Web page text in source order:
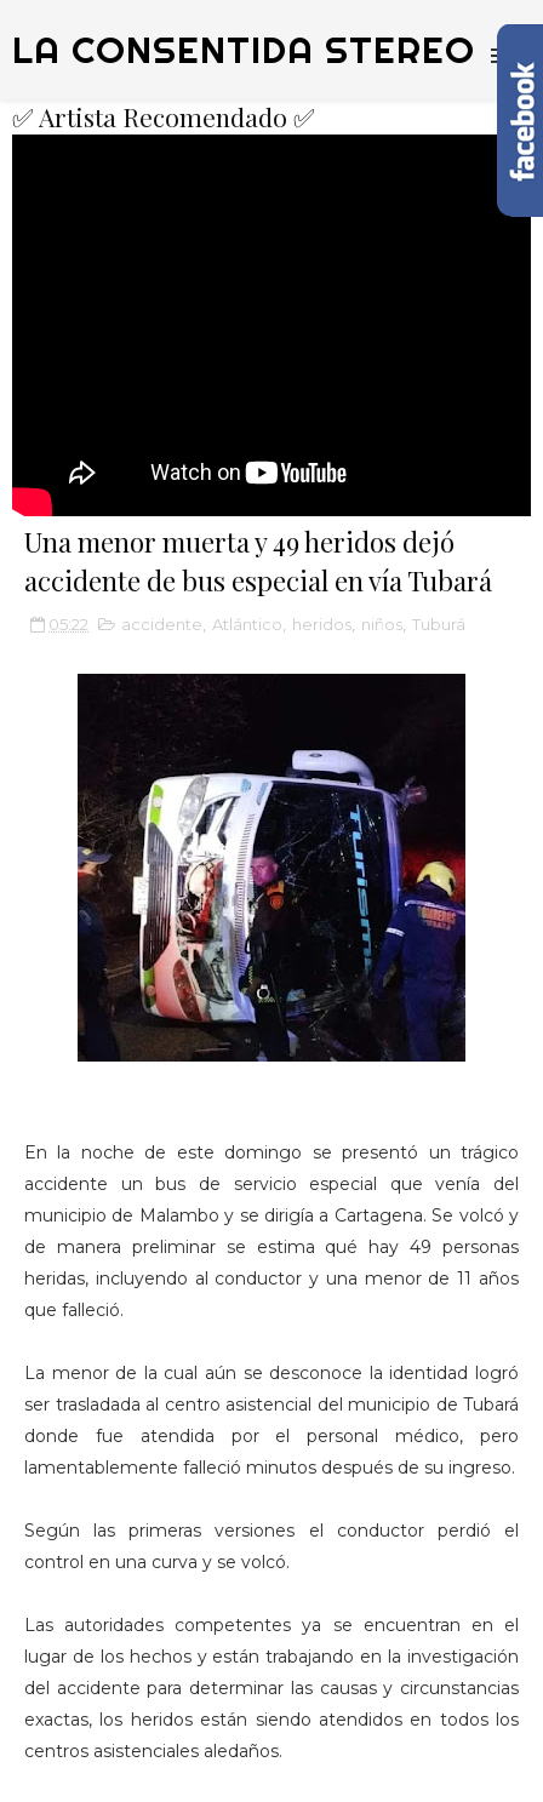
LA CONSENTIDA STEREO
✅ Artista Recomendado ✅
Una menor muerta y 49 heridos dejó
accidente de bus especial en vía Tubará
05:22 accidente Atlántico heridos niños Tuburá
En la noche de este domingo se presentó un trágico
accidente un bus de servicio especial que venía del
municipio de Malambo y se dirigía a Cartagena. Se volcó y
de manera preliminar se estima qué hay 49 personas
heridas, incluyendo al conductor y una menor de 11 años
que falleció.
La menor de la cual aún se desconoce la identidad logró
ser trasladada al centro asistencial del municipio de Tubará
donde fue atendida por el personal médico, pero
lamentablemente falleció minutos después de su ingreso.
Según las primeras versiones el conductor perdió el
control en una curva y se volcó.
Las autoridades competentes ya se encuentran en el
lugar de los hechos y están trabajando en la investigación
del accidente para determinar las causas y circunstancias
exactas, los heridos están siendo atendidos en todos los
centros asistenciales aledaños.